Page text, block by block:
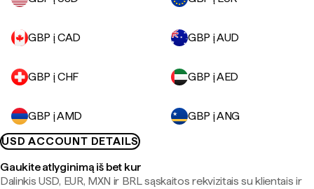
GBP į CAD GBP į AUD
GBP į CHF GBP į AED
GBP į AMD
GBP į ANG
USD ACCOUNT DETAILS
Gaukite atlyginimą iš bet kur
Dalinkis USD, EUR, MXN ir BRL sąskaitos rekvizitais su klientais ir